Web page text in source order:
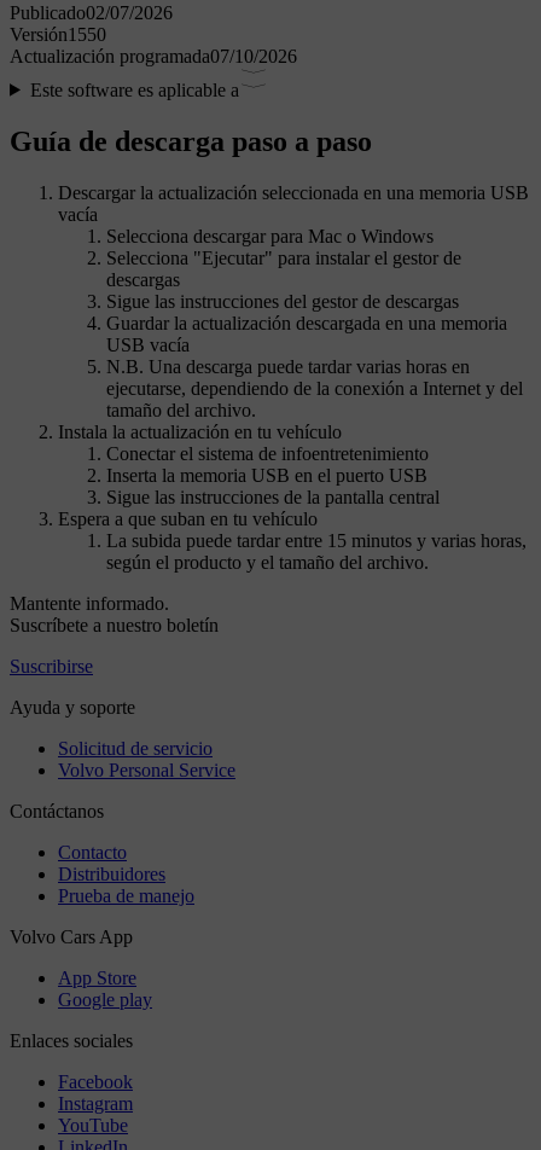
Publicado02/07/2026
Versión1550
Actualización programada07/10/2026
Este software es aplicable a
Guía de descarga paso a paso
Descargar la actualización seleccionada en una memoria USB
vacía
Selecciona descargar para Mac o Windows
Selecciona "Ejecutar" para instalar el gestor de
descargas
Sigue las instrucciones del gestor de descargas
Guardar la actualización descargada en una memoria
USB vacía
N.B. Una descarga puede tardar varias horas en
ejecutarse, dependiendo de la conexión a Internet y del
tamaño del archivo.
Instala la actualización en tu vehículo
Conectar el sistema de infoentretenimiento
Inserta la memoria USB en el puerto USB
Sigue las instrucciones de la pantalla central
Espera a que suban en tu vehículo
La subida puede tardar entre 15 minutos y varias horas,
según el producto y el tamaño del archivo.